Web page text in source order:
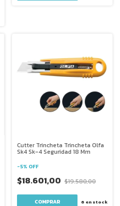
Cutter Trincheta Trincheta Olfa
Sk4 Sk-4 Seguridad 18 Mm
-5% OFF
$18.601,00 $19.580,00
6 en stock